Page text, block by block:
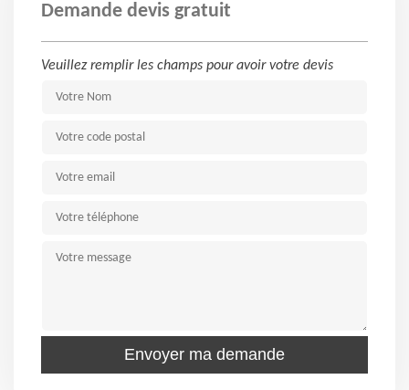
Demande devis gratuit
Veuillez remplir les champs pour avoir votre devis